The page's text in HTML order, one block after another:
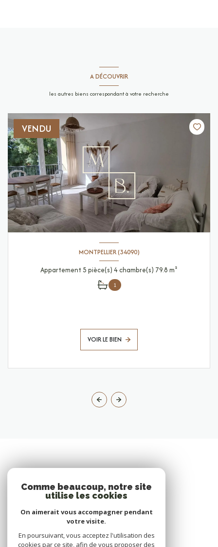
A DÉCOUVRIR
les autres biens correspondant à votre recherche
VENDU
MONTPELLIER (34090)
Appartement 5 pièce(s) 4 chambre(s) 79.8 m²
1
VOIR LE BIEN
Comme beaucoup, notre site
utilise les cookies
On aimerait vous accompagner pendant
votre visite.
En poursuivant, vous acceptez l'utilisation des
cookies par ce site, afin de vous proposer des